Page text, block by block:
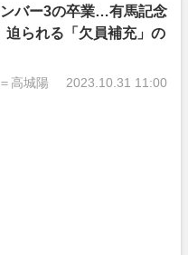
バー3の卒業…有馬記念
迫られる「欠員補充」の
高城陽 2023.10.31 11:00